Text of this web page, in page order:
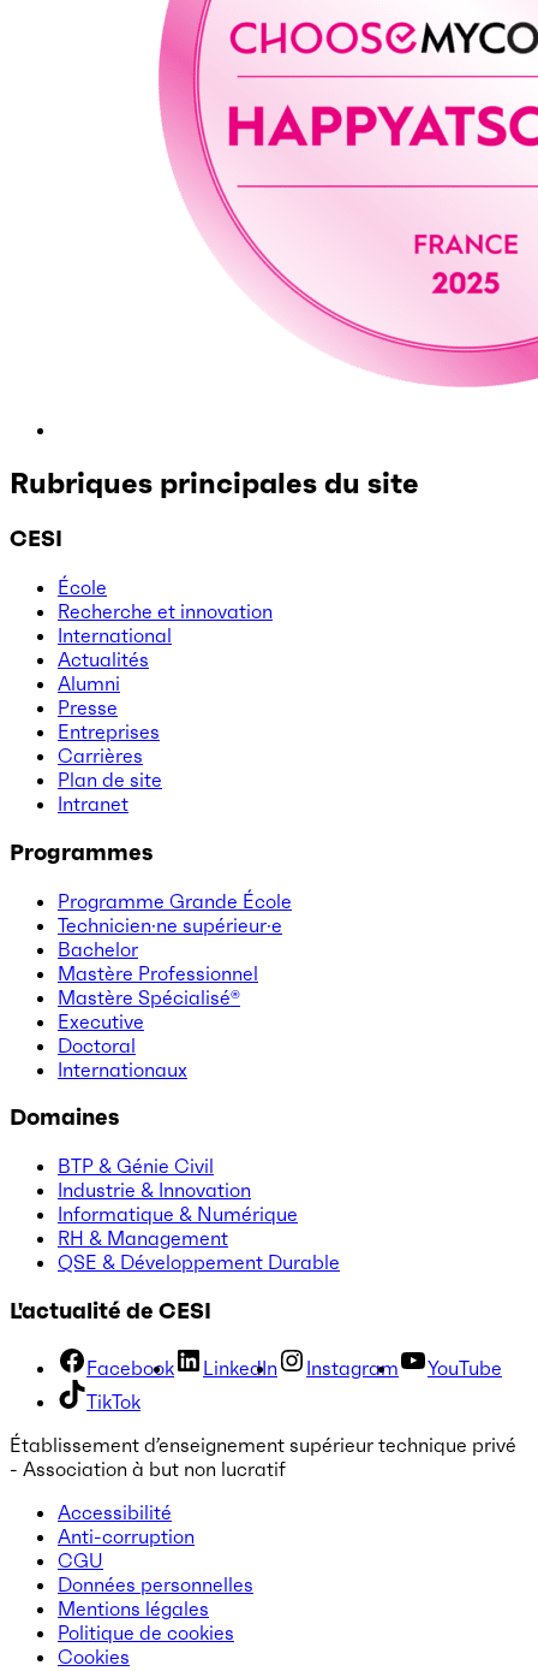
Rubriques principales du site
CESI
École
Recherche et innovation
International
Actualités
Alumni
Presse
Entreprises
Carrières
Plan de site
Intranet
Programmes
Programme Grande École
Technicien·ne supérieur·e
Bachelor
Mastère Professionnel
Mastère Spécialisé®
Executive
Doctoral
Internationaux
Domaines
BTP & Génie Civil
Industrie & Innovation
Informatique & Numérique
RH & Management
QSE & Développement Durable
L'actualité de CESI
Facebook LinkedIn Instagram
YouTube
TikTok
Établissement d’enseignement supérieur technique privé
- Association à but non lucratif
Accessibilité
Anti-corruption
CGU
Données personnelles
Mentions légales
Politique de cookies
Cookies